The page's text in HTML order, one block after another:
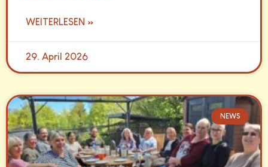
WEITERLESEN »
29. April 2026
NEWS